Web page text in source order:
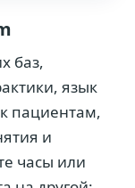
баз,
язык
пациентам,
и
часы или